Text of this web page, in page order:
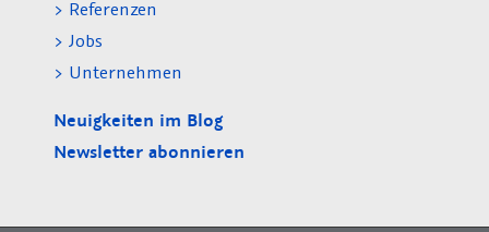
> Referenzen
> Jobs
> Unternehmen
Neuigkeiten im Blog
Newsletter abonnieren